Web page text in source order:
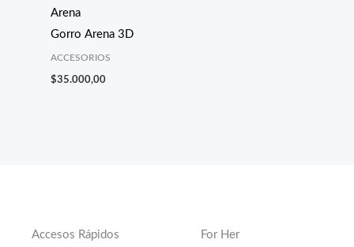
Arena
Gorro Arena 3D
ACCESORIOS
$35.000,00
Accesos Rápidos For Her